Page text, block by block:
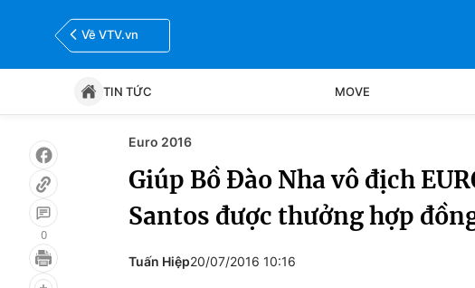
Về VTV.vn
TIN TỨC MOVE
Tin tức
Bóng đá Thể thao Điện tử
0
Euro 2016
Giúp Bồ Đào Nha vô địch
Santos được thưởng hợp
Tuấn Hiệp20/07/2016 10:16